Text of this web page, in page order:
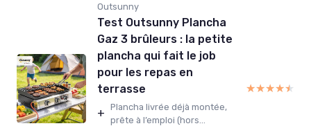
Outsunny
Test Outsunny Plancha
Gaz 3 brûleurs : la petite
plancha qui fait le job
pour les repas en
terrasse
+ Plancha livrée déjà montée,
prête à l’emploi (hors...
★★★★★
★★★★★